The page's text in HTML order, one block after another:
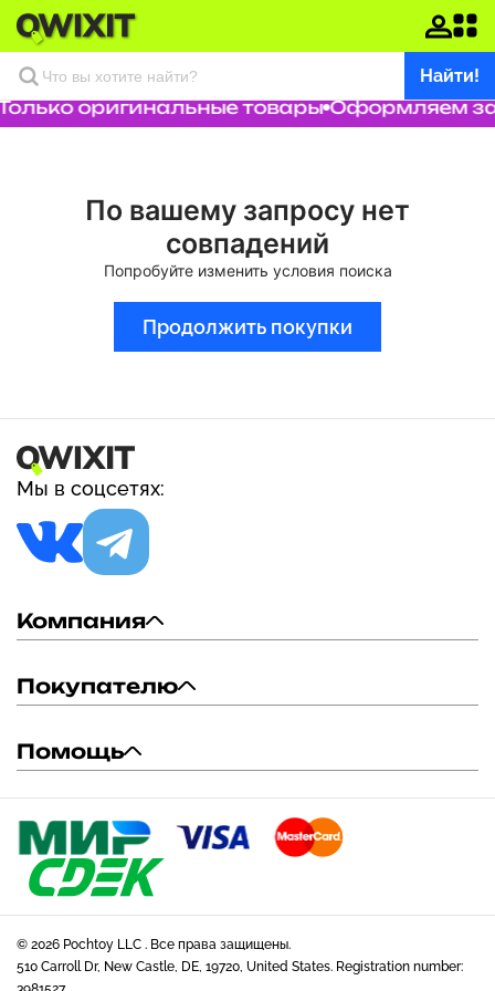
Найти!
оригинальные товары Оформляем
По вашему запросу нет
совпадений
Попробуйте изменить условия поиска
Продолжить покупки
Мы в соцсетях:
Компания
Покупателю
Помощь
© 2026 Pochtoy LLC . Все права защищены.
510 Carroll Dr, New Castle, DE, 19720, United States. Registration number: